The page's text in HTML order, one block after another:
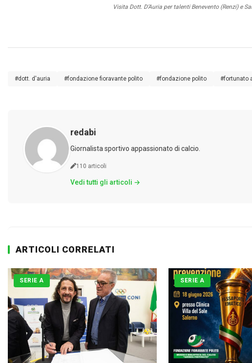
Visita Dott. D’Auria per talenti Benevento (Renzi) e
#dott. d'auria #fondazione fioravante polito #fondazione polito #fortunato
redabi
Giornalista sportivo appassionato di calcio.
110 articoli
Vedi tutti gli articoli →
ARTICOLI CORRELATI
SERIE A SERIE A